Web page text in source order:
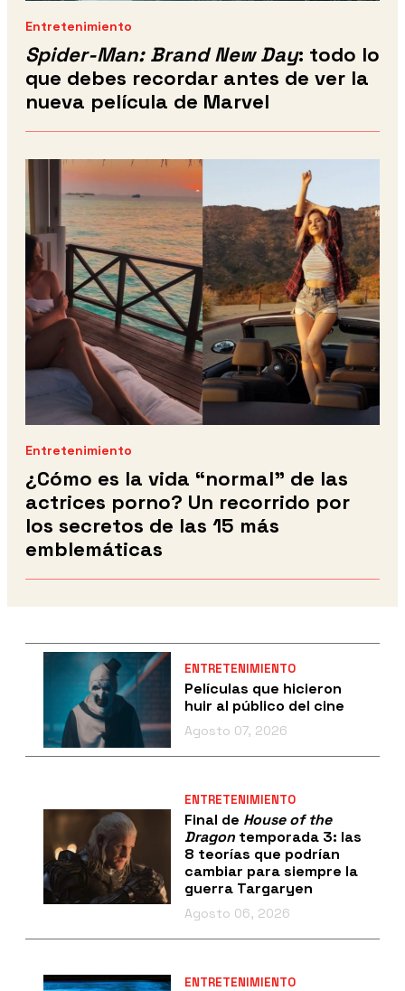
Entretenimiento
Spider-Man: Brand New Day: todo lo
que debes recordar antes de ver la
nueva película de Marvel
Entretenimiento
¿Cómo es la vida “normal” de las
actrices porno? Un recorrido por
los secretos de las 15 más
emblemáticas
ENTRETENIMIENTO
Películas que hicieron
huir al público del cine
Agosto 07, 2026
ENTRETENIMIENTO
Final de House of the
Dragontemporada 3: las
8 teorías que podrían
cambiar para siempre la
guerra Targaryen
Agosto 06, 2026
ENTRETENIMIENTO